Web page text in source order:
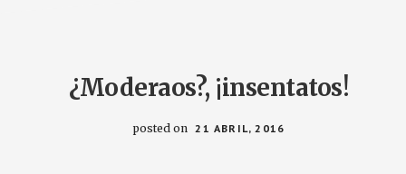
3
Y
¿Moderaos?, ¡insentatos!
posted on 21 ABRIL, 2016